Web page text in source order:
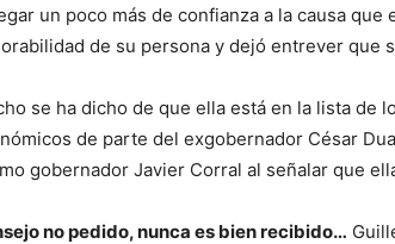
un poco más de confianza a la causa
de su persona y dejó entrever que
se ha dicho de que ella está en la lista de
de parte del exgobernador César
gobernador Javier Corral al señalar que
no pedido, nunca es bien recibido…